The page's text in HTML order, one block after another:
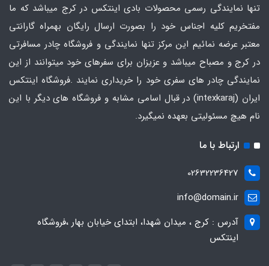
تنها نمایندگی رسمی محصولات بادی اینتکس در کرج میباشد که ما
مفتخریم کلیه اجناس خود را بصورت ارسال رایگان بهمراه گارانتی
معتبر عرضه نمائیم این مرکز تنها نمایندگی و فروشگاه چادر مسافرتی
در کرج و مصباح میباشد و عزیزان برای سفرهای خود میتوانند از این
نمایندگی چادر های سفری خود را خریداری نمایند .فروشگاه اینتکس
ایران
(intexkaraj) در قبال اسامی مشابه و فروشگاه های دیگر با این
نام هیچ مسئولیتی بعهده نمیگیرد.
ارتباط با ما
02632236427
info@domain.ir
آدرس : کرج ، میدان شهدا، ابتدای خیابان بهار ،فروشگاه
اینتکس